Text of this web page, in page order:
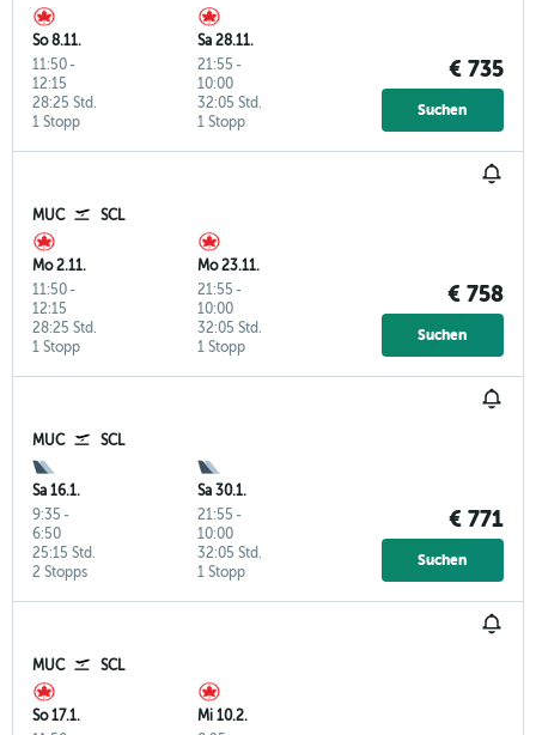
So 8.11.
11:50-
12:15
1 Stopp
28:25 Std.
Sa 28.11.
21:55 -
10:00
1 Stopp
32:05 Std.
€ 735
Suchen
MUC SCL
Mo 2.11.
11:50-
12:15
1 Stopp
28:25 Std.
Mo 23.11.
21:55 -
10:00
1 Stopp
32:05 Std.
€ 758
Suchen
MUC SCL
Sa 16.1.
9:35 -
6:50
2 Stopps
25:15 Std.
Sa 30.1.
21:55 -
10:00
1 Stopp
32:05 Std.
€ 771
Suchen
MUC SCL
So 17.1.
Mi 10.2.